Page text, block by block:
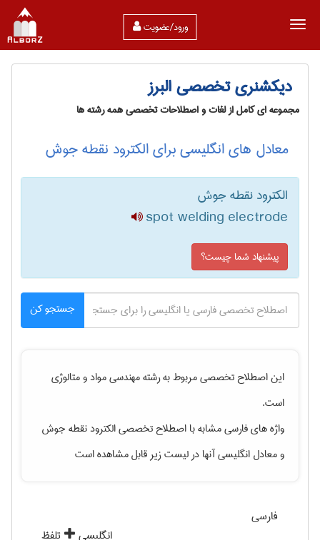
ورود/عضویت
دیکشنری تخصصی البرز
مجموعه ای کامل از لغات و اصطلاحات تخصصی همه رشته ها
معادل های انگلیسی برای الکترود نقطه جوش
الکترود نقطه جوش
spot welding electrode
پیشنهاد شما چیست؟
جستجو کن
این اصطلاح تخصصی مربوط به رشتهمهندسی مواد و متالوژی
است.
واژه های فارسی مشابه با اصطلاح تخصصیالکترود نقطه جوش
و معادل انگلیسی آنها در لیست زیر قابل مشاهده است
فارسی
انگلیسی
تلفظ